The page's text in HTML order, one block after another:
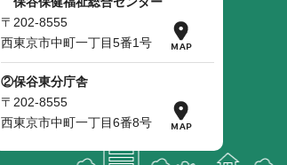
〒202-8555
西東京市中町一丁目5番1号
②保谷東分庁舎
〒202-8555
西東京市中町一丁目6番8号